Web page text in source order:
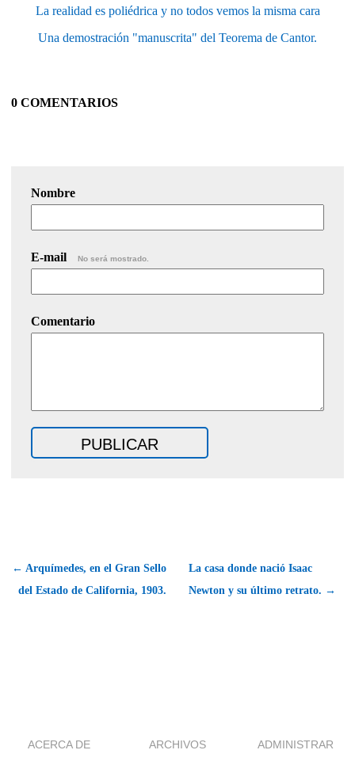
La realidad es poliédrica y no todos vemos la misma cara
Una demostración "manuscrita" del Teorema de Cantor.
0 COMENTARIOS
Nombre
E-mail No será mostrado.
Comentario
← Arquímedes, en el Gran Sello
del Estado de California, 1903.
La casa donde nació Isaac
Newton y su último retrato. →
ACERCA DE ARCHIVOS ADMINISTRAR